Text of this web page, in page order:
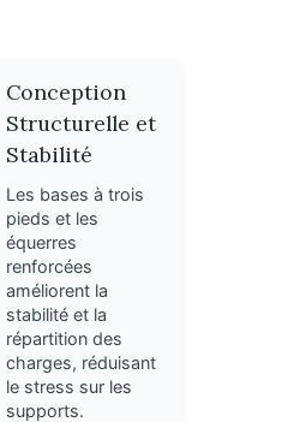
Conception
Structurelle et
Stabilité
Les bases à trois
pieds et les
équerres
renforcées
améliorent la
stabilité et la
répartition des
charges, réduisant
le stress sur les
supports.